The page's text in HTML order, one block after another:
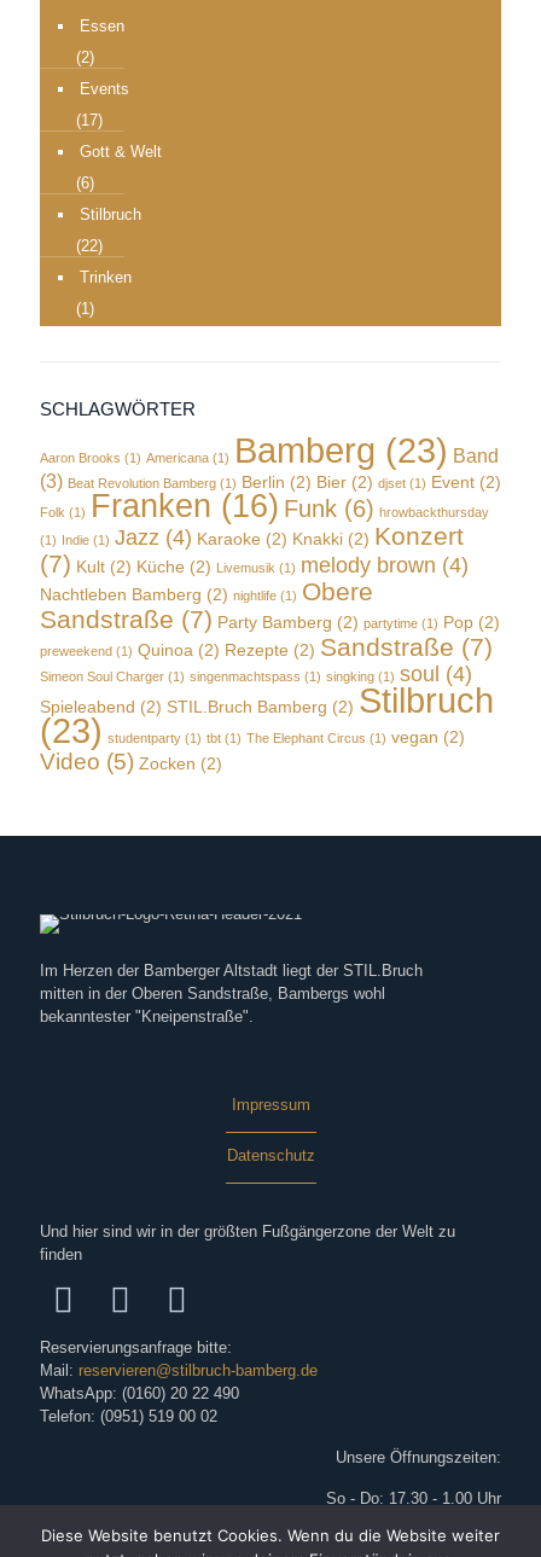
Essen
(2)
Events
(17)
Gott & Welt
(6)
Stilbruch
(22)
Trinken
(1)
SCHLAGWÖRTER
Aaron Brooks (1) Americana (1) Bamberg (23) Band
(3) Beat Revolution Bamberg (1) Berlin (2) Bier (2) djset (1) Event (2)
Folk (1) Franken (16) Funk (6) hrowbackthursday
(1) Indie (1) Jazz (4) Karaoke (2) Knakki (2) Konzert
(7) Kult (2) Küche (2) Livemusik (1) melody brown (4)
Nachtleben Bamberg (2) nightlife (1) Obere
Sandstraße (7) Party Bamberg (2) partytime (1) Pop (2)
preweekend (1) Quinoa (2) Rezepte (2) Sandstraße (7)
Simeon Soul Charger (1) singenmachtspass (1) singking (1) soul (4)
Spieleabend (2) STIL.Bruch Bamberg (2) Stilbruch
(23) studentparty (1) tbt (1) The Elephant Circus (1) vegan (2)
Video (5) Zocken (2)
Im Herzen der Bamberger Altstadt liegt der STIL.Bruch
mitten in der Oberen Sandstraße, Bambergs wohl
bekanntester "Kneipenstraße".
Impressum
Datenschutz
Und hier sind wir in der größten Fußgängerzone der Welt zu
finden
Reservierungsanfrage bitte:
Mail: reservieren@stilbruch-bamberg.de
WhatsApp: (0160) 20 22 490
Telefon: (0951) 519 00 02
Unsere Öffnungszeiten:
So - Do: 17.30 - 1.00 Uhr
Sa: 17.30 - ca. 3.00 Uhr
Diese Website benutzt Cookies. Wenn du die Website weiter